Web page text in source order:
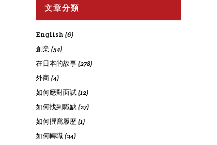
文章分類
English (6)
創業 (54)
在日本的故事 (278)
外商 (4)
如何應對面試 (12)
如何找到職缺 (27)
如何撰寫履歷 (1)
如何轉職 (24)